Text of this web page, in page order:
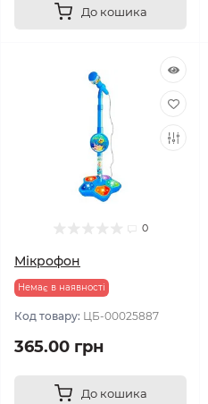
До кошика
0
Мікрофон
Немає в наявності
Код товару: ЦБ-00025887
365.00 грн
До кошика